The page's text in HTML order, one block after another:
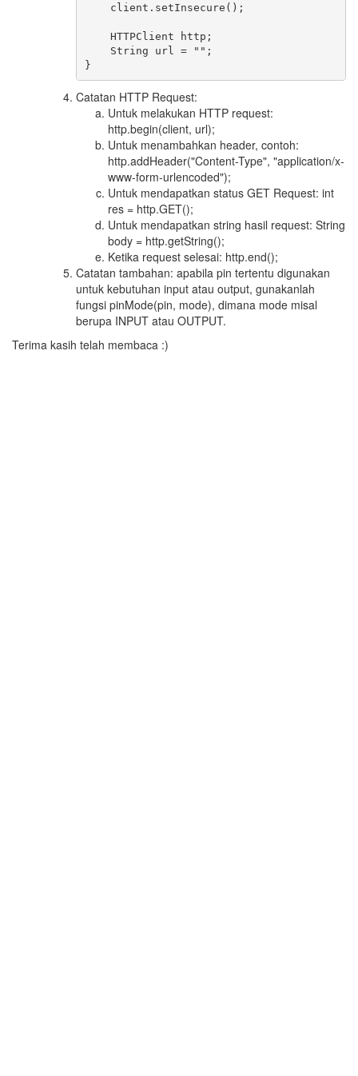
    client.setInsecure();
    HTTPClient http;
    String url = "";
Catatan HTTP Request:
Untuk melakukan HTTP request:
http.begin(client, url);
Untuk menambahkan header, contoh:
http.addHeader("Content-Type", "application/x-
www-form-urlencoded");
Untuk mendapatkan status GET Request: int
res = http.GET();
Untuk mendapatkan string hasil request: String
body = http.getString();
Ketika request selesai: http.end();
Catatan tambahan: apabila pin tertentu digunakan
untuk kebutuhan input atau output, gunakanlah
fungsi pinMode(pin, mode), dimana mode misal
berupa INPUT atau OUTPUT.
Terima kasih telah membaca :)